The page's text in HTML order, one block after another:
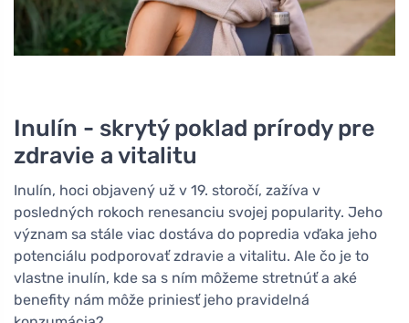
Inulín - skrytý poklad prírody pre
zdravie a vitalitu
Inulín, hoci objavený už v 19. storočí, zažíva v
posledných rokoch renesanciu svojej popularity. Jeho
význam sa stále viac dostáva do popredia vďaka jeho
potenciálu podporovať zdravie a vitalitu. Ale čo je to
vlastne inulín, kde sa s ním môžeme stretnúť a aké
benefity nám môže priniesť jeho pravidelná